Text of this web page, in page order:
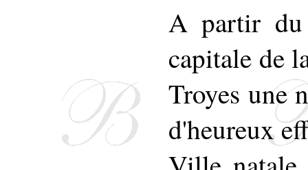
A partir
capitale de
Troyes une
d'heureux